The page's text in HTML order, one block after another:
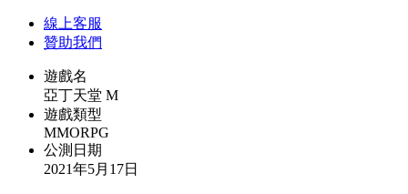
線上客服
贊助我們
遊戲名
亞丁天堂 M
遊戲類型
MMORPG
公測日期
2021年5月17日